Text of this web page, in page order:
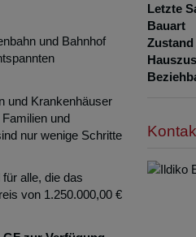
und Bahnhof
und Krankenhäuser
und
nur wenige Schritte
alle, die das
Letzte
Bauart
Zustand